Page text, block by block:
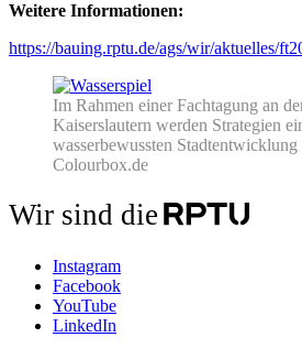
Weitere Informationen:
https://bauing.rptu.de/ags/wir/aktuelles/
Im Rahmen einer Fachtagung an
Kaiserslautern werden Strategien
wasserbewussten
Colourbox.de
Wir sind die
Instagram
Facebook
YouTube
LinkedIn